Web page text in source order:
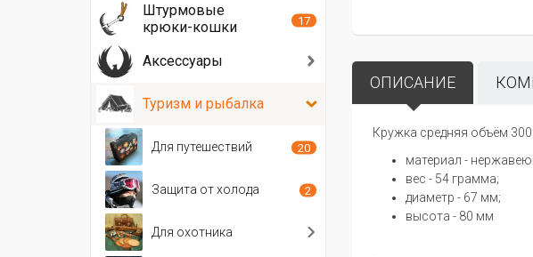
ОПИСАНИЕ
Кружка средняя объём
материал -
вес - 54 грамма;
диаметр - 67 мм;
высота - 80 мм
Штурмовые
крюки-кошки
17
Аксессуары
Туризм и рыбалка
Для путешествий 20
Защита от холода 2
Для охотника